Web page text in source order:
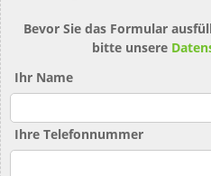
Bevor Sie das Formular
bitte unsere
Ihr Name
Ihre Telefonnummer